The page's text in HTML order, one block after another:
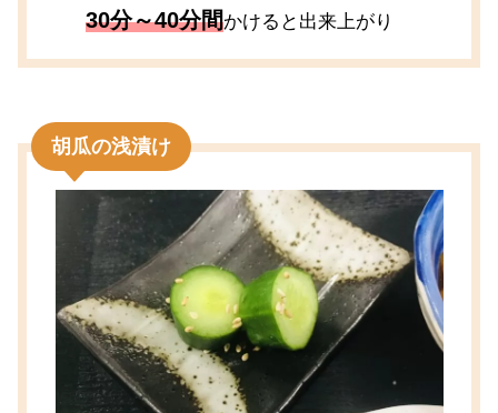
30分～40分間かけると出来上がり
胡瓜の浅漬け